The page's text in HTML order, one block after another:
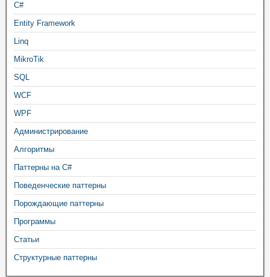
C#
Entity Framework
Linq
MikroTik
SQL
WCF
WPF
Администрирование
Алгоритмы
Паттерны на C#
Поведенческие паттерны
Порождающие паттерны
Программы
Статьи
Структурные паттерны